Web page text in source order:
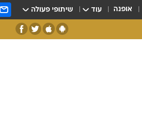
אופנה עוד שיתופי פעולה